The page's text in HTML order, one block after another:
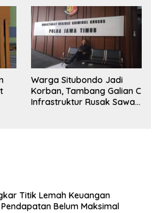
Warga Situbondo Jadi
Korban, Tambang Galian C
Infrastruktur Rusak Sawah
Titik Lemah Keuangan
Belum Maksimal